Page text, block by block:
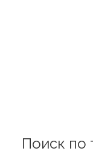
Поиск по